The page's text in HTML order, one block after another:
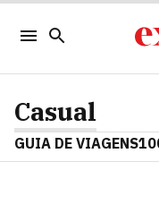
Casual
GUIA DE VIAGENS